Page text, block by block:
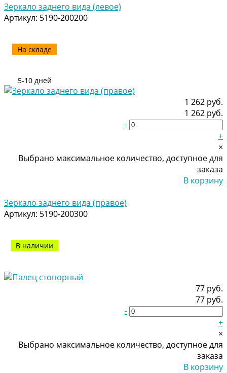
Зеркало заднего вида (левое)
Артикул: 5190-200200
На складе
5-10 дней
1 262 руб.
1 262 руб.
-
+
×
Выбрано максимальное количество, доступное для
заказа
В корзину
Зеркало заднего вида (правое)
Артикул: 5190-200300
В наличии
77 руб.
77 руб.
-
+
×
Выбрано максимальное количество, доступное для
заказа
В корзину